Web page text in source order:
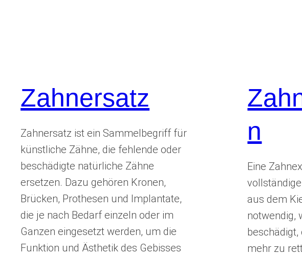
Zahnersatz
Zahnersatz ist ein Sammelbegriff für
künstliche Zähne, die fehlende oder
beschädigte natürliche Zähne
ersetzen. Dazu gehören Kronen,
Brücken, Prothesen und Implantate,
die je nach Bedarf einzeln oder im
Ganzen eingesetzt werden, um die
Funktion und Ästhetik des Gebisses
n
Eine
aus dem
notwendig,
mehr zu